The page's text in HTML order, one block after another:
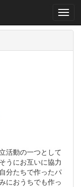
活動の一つとして
うにお互いに協力
分たちで作ったパ
におうちでも作っ